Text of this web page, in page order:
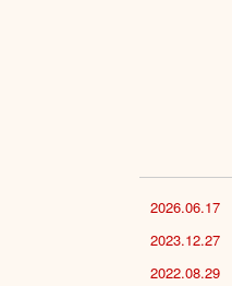
2026.06.17
2023.12.27
2022.08.29